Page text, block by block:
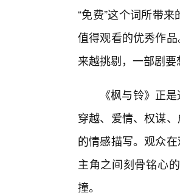
“免费”这个词所带
值得观看的优秀作
来越挑剔，一部剧
《枫与铃》正
穿越、爱情、权谋
的情感描写。观众
主角之间刻骨铭心
撞。